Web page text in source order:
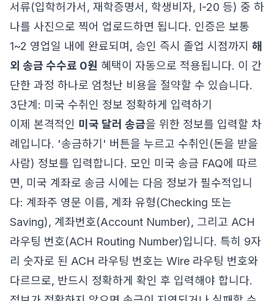
서류(입학허가서, 재학증명서, 학생비자, I-20 등) 중 하
나를 사진으로 찍어 업로드하면 됩니다. 인증은 보통
1~2 영업일 내에 완료되며, 승인 즉시 졸업 시점까지 해
외 송금 수수료 0원 혜택이 자동으로 적용됩니다. 이 간
단한 과정 하나로 엄청난 비용을 절약할 수 있습니다.
3단계: 미국 수취인 정보 정확하게 입력하기
이제 본격적인 미국 달러 송금을 위한 정보를 입력할 차
례입니다. '송금하기' 버튼을 누르고 수취인(돈을 받을
사람) 정보를 입력합니다. 모인 미국 송금 FAQ에 따르
면, 미국 계좌로 송금 시에는 다음 정보가 필수적입니
다: 계좌주 영문 이름, 계좌 유형(Checking 또는
Saving), 계좌번호(Account Number), 그리고 ACH
라우팅 번호(ACH Routing Number)입니다. 특히 9자
리 숫자로 된 ACH 라우팅 번호는 Wire 라우팅 번호와
다르므로, 반드시 정확하게 확인 후 입력해야 합니다.